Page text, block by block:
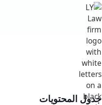
جدول المحتويات